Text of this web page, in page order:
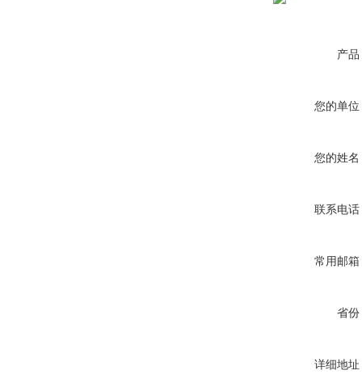
产品
您的单位
您的姓名
联系电话
常用邮箱
省份
详细地址